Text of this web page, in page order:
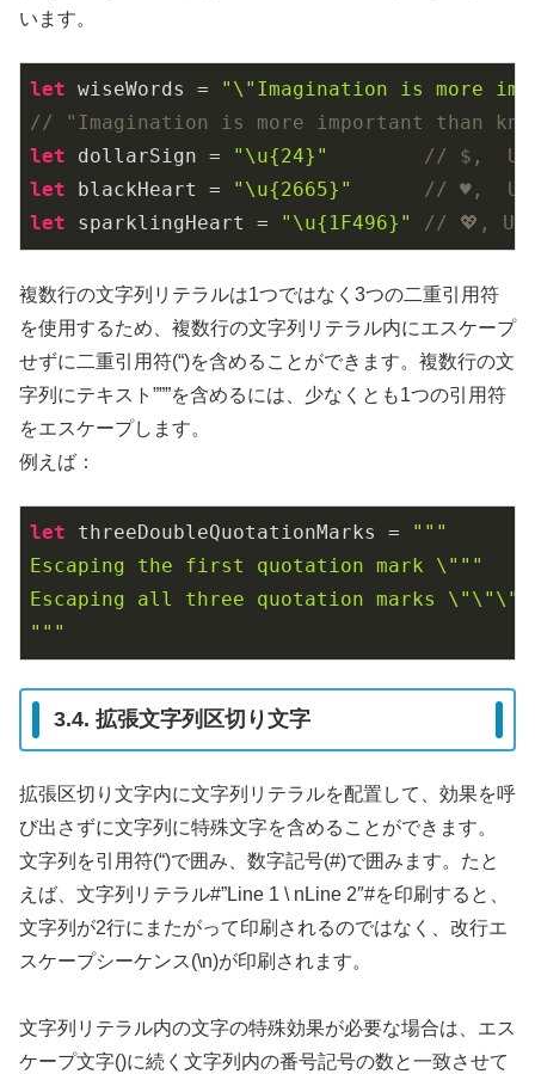
います。
let wiseWords =
"\"Imagination is more
// "Imagination is more important than
let dollarSign = "\u{24}"
// $,
let blackHeart = "\u{2665}"
// ♥,
let sparklingHeart = "\u{1F496}" // 💖,
複数行の文字列リテラルは1つではなく3つの二重引用符
を使用するため、複数行の文字列リテラル内にエスケープ
せずに二重引用符(“)を含めることができます。複数行の文
字列にテキスト”””を含めるには、少なくとも1つの引用符
をエスケープします。
例えば：
let threeDoubleQuotationMarks =
"""
Escaping the first quotation mark \"""
Escaping all three quotation marks \"\"\"
"""
3.4. 拡張文字列区切り文字
拡張区切り文字内に文字列リテラルを配置して、効果を呼
び出さずに文字列に特殊文字を含めることができます。
文字列を引用符(“)で囲み、数字記号(#)で囲みます。たと
えば、文字列リテラル#”Line 1 \ nLine 2″#を印刷すると、
文字列が2行にまたがって印刷されるのではなく、改行エ
スケープシーケンス(\n)が印刷されます。
文字列リテラル内の文字の特殊効果が必要な場合は、エス
ケープ文字()に続く文字列内の番号記号の数と一致させて